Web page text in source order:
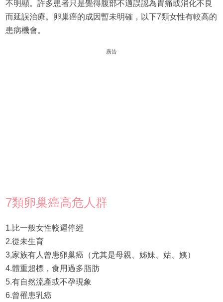
不明顯。許多患者只是覺得腹部不適誤認為胃痛或消化不良
而延誤治療。卵巢癌的成因暫未明確，以下7類女性有較高的
患病機會。
廣告
7類卵巢癌高危人群
1.比一般女性較遲停經
2.從未生育
3,家族有人曾患卵巢癌（尤其是母親、姊妹、姑、姨）
4.體重超標，食用過多脂肪
5.有自然流產或不孕現象
6.曾罹患乳癌